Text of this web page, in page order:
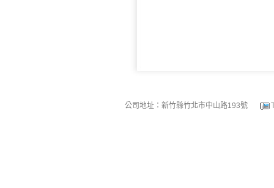
公司地址：新竹縣竹北市中山路193號